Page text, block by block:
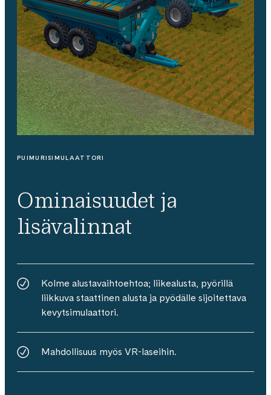
PUIMURISIMULAATTORI
Ominaisuudet ja
lisävalinnat
Kolme alustavaihtoehtoa; liikealusta, pyörillä
liikkuva staattinen alusta ja pyödälle sijoitettava
kevytsimulaattori.
Mahdollisuus myös VR-laseihin.